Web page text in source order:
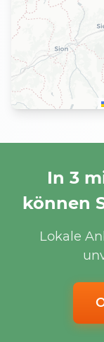
In 3
können
Lokale